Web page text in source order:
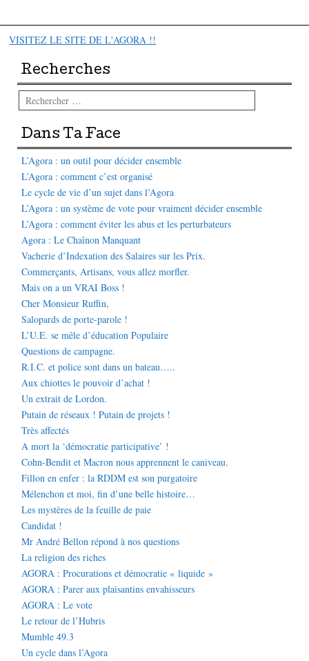
VISITEZ LE SITE DE L'AGORA !!
Recherches
Rechercher
Dans Ta Face
L’Agora : un outil pour décider ensemble
L’Agora : comment c’est organisé
Le cycle de vie d’un sujet dans l’Agora
L’Agora : un système de vote pour vraiment décider ensemble
L’Agora : comment éviter les abus et les perturbateurs
Agora : Le Chaînon Manquant
Vacherie d’Indexation des Salaires sur les Prix.
Commerçants, Artisans, vous allez morfler.
Mais on a un VRAI Boss !
Cher Monsieur Ruffin,
Salopards de porte-parole !
L’U.E. se mêle d’éducation Populaire
Questions de campagne.
R.I.C. et police sont dans un bateau…..
Aux chiottes le pouvoir d’achat !
Un extrait de Lordon.
Putain de réseaux ! Putain de projets !
Très affectés
A mort la ‘démocratie participative’ !
Cohn-Bendit et Macron nous apprennent le caniveau.
Fillon en enfer : la RDDM est son purgatoire
Mélenchon et moi, fin d’une belle histoire…
Les mystères de la feuille de paie
Candidat !
Mr André Bellon répond à nos questions
La religion des riches
AGORA : Procurations et démocratie « liquide »
AGORA : Parer aux plaisantins envahisseurs
AGORA : Le vote
Le retour de l’Hubris
Mumble 49.3
Un cycle dans l’Agora